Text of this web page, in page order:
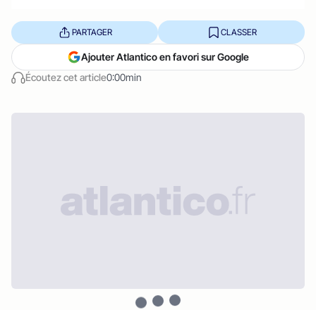
Écoutez cet article0:00min
PARTAGER CLASSER
Ajouter Atlantico en favori sur Google